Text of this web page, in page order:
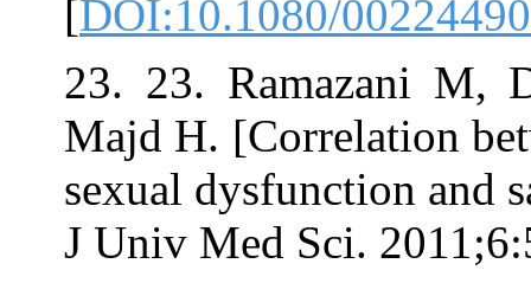
[DOI:10.1080/
23. 23.
Majd H.
sexual
J Univ Med